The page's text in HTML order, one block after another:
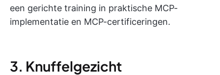
een gerichte training in praktische MCP-
implementatie en MCP-certificeringen.
3. Knuffelgezicht